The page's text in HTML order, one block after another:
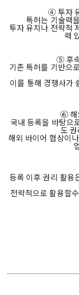
④ 투자
특허는 기술력
투자 유치나 전략적
력
⑤ 후
기존 특허를 기반으
이를 통해 경쟁사가
⑥ 해
국내 등록을 바탕으
도
해외 바이어 협상이
등록 이후 권리 활용
전략적으로 활용할